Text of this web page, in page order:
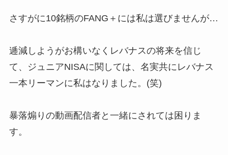
さすがに10銘柄のFANG＋には私は選びませんが…
逓減しようがお構いなくレバナスの将来を信じ
て、ジュニアNISAに関しては、名実共にレバナス
一本リーマンに私はなりました。(笑)
暴落煽りの動画配信者と一緒にされては困りま
す。